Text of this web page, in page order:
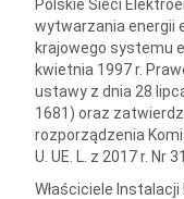
Polskie Sieci
wytwarzania energii
krajowego systemu
kwietnia 1997 r.
ustawy z dnia 28
1681) oraz
rozporządzenia
U. UE. L. z 2017 r. Nr
Właściciele